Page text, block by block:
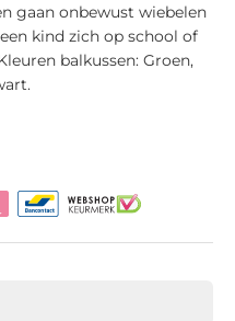
gaan onbewust wiebelen
kind zich op school of
balkussen: Groen,